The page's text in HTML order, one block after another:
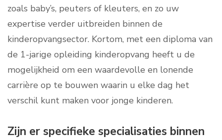
zoals baby’s, peuters of kleuters, en zo uw
expertise verder uitbreiden binnen de
kinderopvangsector. Kortom, met een diploma van
de 1-jarige opleiding kinderopvang heeft u de
mogelijkheid om een waardevolle en lonende
carrière op te bouwen waarin u elke dag het
verschil kunt maken voor jonge kinderen.
Zijn er specifieke specialisaties binnen